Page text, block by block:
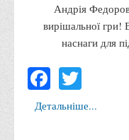
Іноземної
Відділи
Наукової роботи
Здобутки
Андрія
вирішальної гри!
наснаги для
Facebook
Детальніше...